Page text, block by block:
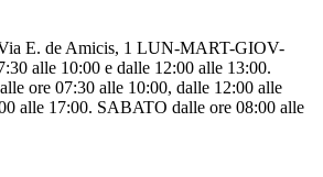
E. de Amicis, 1 LUN-MART-GIOV-
alle 10:00 e dalle 12:00 alle 13:00.
ore 07:30 alle 10:00, dalle 12:00 alle
alle 17:00. SABATO dalle ore 08:00 alle